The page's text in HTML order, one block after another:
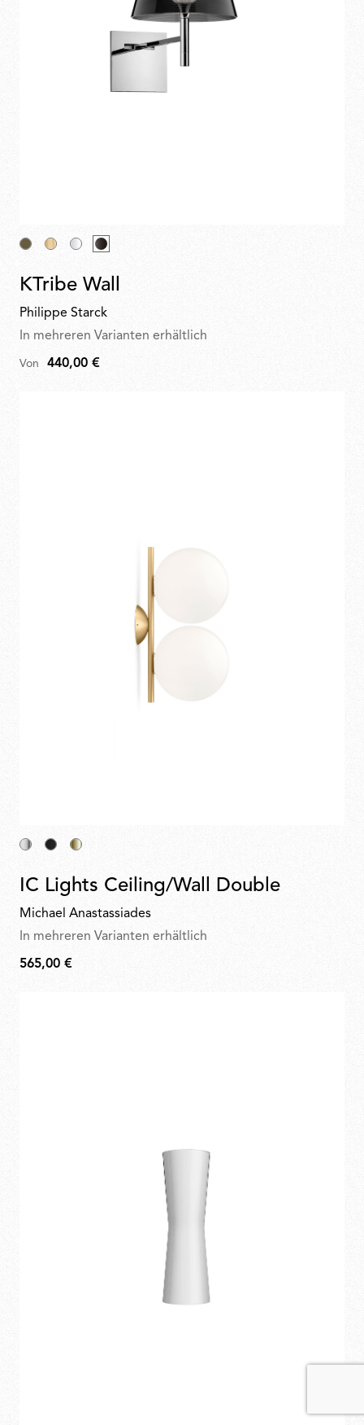
KTribe Wall
Philippe Starck
In mehreren Varianten erhältlich
Von 440,00 €
IC Lights Ceiling/Wall Double
Michael Anastassiades
In mehreren Varianten erhältlich
565,00
565,00 €